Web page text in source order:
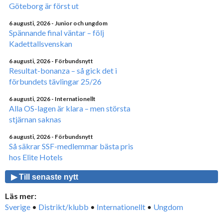
Göteborg är först ut
6 augusti, 2026 - Junior och ungdom
Spännande final väntar – följ
Kadettallsvenskan
6 augusti, 2026 - Förbundsnytt
Resultat-bonanza – så gick det i
förbundets tävlingar 25/26
6 augusti, 2026 - Internationellt
Alla OS-lagen är klara – men största
stjärnan saknas
6 augusti, 2026 - Förbundsnytt
Så säkrar SSF-medlemmar bästa pris
hos Elite Hotels
▶ Till senaste nytt
Läs mer:
Sverige • Distrikt/klubb • Internationellt • Ungdom